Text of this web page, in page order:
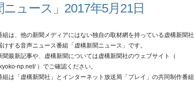
ュース」2017年5月21日
組は、他の新聞メディアにはない独自の取材網を持っている虚構新聞社
けする音声ニュース番組「虚構新聞ニュース」です。
聞最新記事や、虚構新聞については虚構新聞社のウェブサイト（
np.net/ ）でご確認ください。
組は「虚構新聞社」とインターネット放送局「プレイ」の共同制作番組